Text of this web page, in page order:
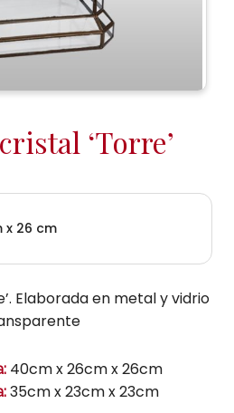
‘Torre’
x 26 cm
Elaborada en metal y vidrio
40cm x 26cm x 26cm
35cm x 23cm x 23cm